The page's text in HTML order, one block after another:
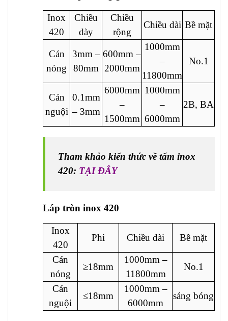
Inox
420
Chiều
dày
Chiều
rộng
Chiều dài Bề mặt
Cán
nóng
3mm –
80mm
600mm –
2000mm
1000mm
–
11800mm
No.1
Cán
nguội
0.1mm
– 3mm
6000mm
–
1500mm
1000mm
–
6000mm
2B, BA
Tham khảo kiến thức về tấm inox
420: TẠI ĐÂY
Láp tròn inox 420
Inox
420
Phi Chiều dài Bề mặt
Cán
nóng
≥18mm
1000mm –
11800mm
No.1
Cán
nguội
≤18mm
1000mm –
6000mm
sáng bóng